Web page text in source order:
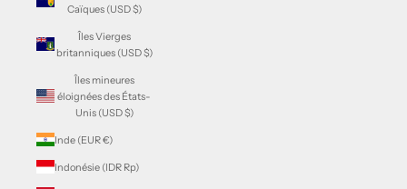
Caïques (USD $)
Îles Vierges
britanniques (USD $)
Îles mineures
éloignées des États-
Unis (USD $)
Inde (EUR €)
Indonésie (IDR Rp)